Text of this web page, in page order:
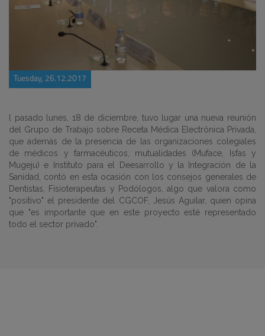
Tuesday, 26.12.2017
l pasado lunes, 18 de diciembre, tuvo lugar una nueva reunión
del Grupo de Trabajo sobre Receta Médica Electrónica Privada,
que además de la presencia de las organizaciones colegiales
de médicos y farmacéuticos, mutualidades (Muface, Isfas y
Mugeju) e Instituto para el Deesarrollo y la Integración de la
Sanidad, contó en esta ocasión con los consejos generales de
Dentistas, Fisioterapeutas y Podólogos, algo que valora como
"positivo" el presidente del CGCOF, Jesús Aguilar, quien opina
que "es importante que en este proyecto esté representado
todo el sector privado".